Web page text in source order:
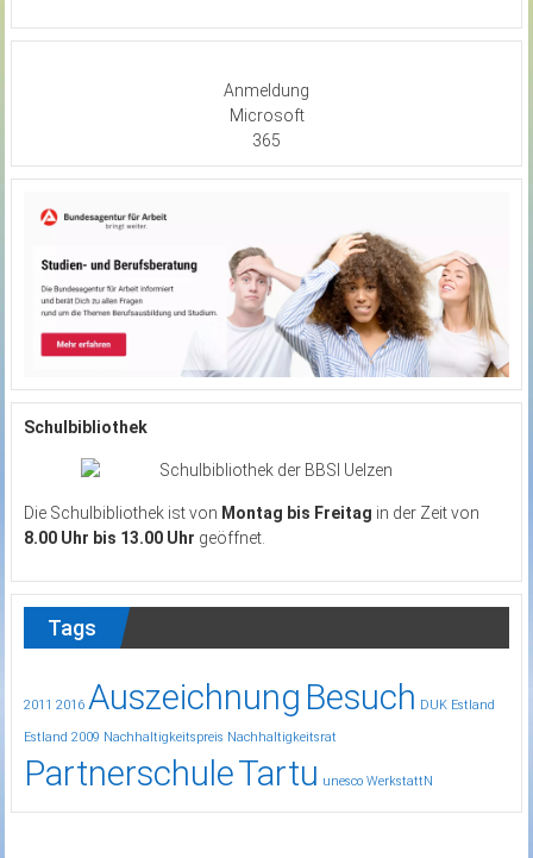
Anmeldung
Microsoft
365
Schulbibliothek
Die Schulbibliothek ist von Montag bis Freitag in der Zeit von
8.00 Uhr bis 13.00 Uhr geöffnet.
Tags
2011 2016 Auszeichnung Besuch DUK Estland
Estland 2009 Nachhaltigkeitspreis Nachhaltigkeitsrat
PartnerschuleTartu unesco WerkstattN